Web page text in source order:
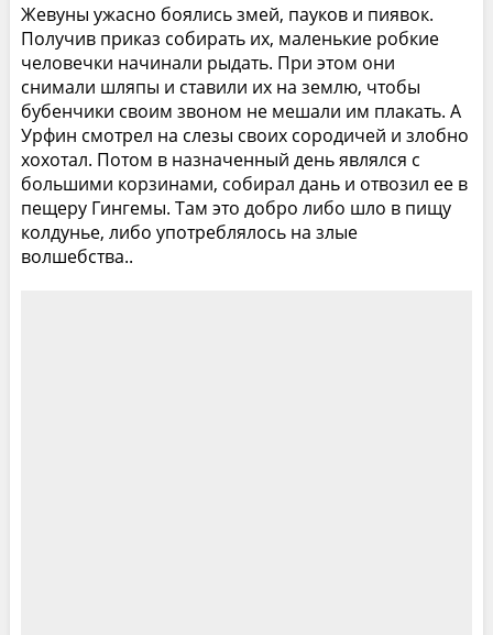
Жевуны ужасно боялись змей, пауков и пиявок.
Получив приказ собирать их, маленькие робкие
человечки начинали рыдать. При этом они
снимали шляпы и ставили их на землю, чтобы
бубенчики своим звоном не мешали им плакать. А
Урфин смотрел на слезы своих сородичей и злобно
хохотал. Потом в назначенный день являлся с
большими корзинами, собирал дань и отвозил ее в
пещеру Гингемы. Там это добро либо шло в пищу
колдунье, либо употреблялось на злые
волшебства..